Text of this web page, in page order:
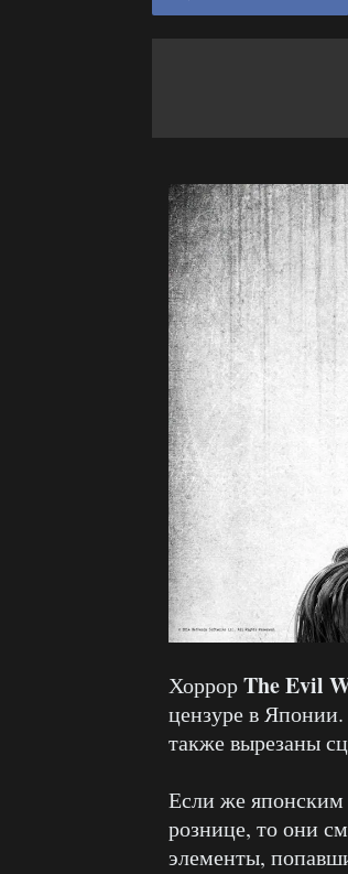
ХоррорThe Evil
цензуре в
также вырезаны
Если же японским
рознице, то они
элементы,